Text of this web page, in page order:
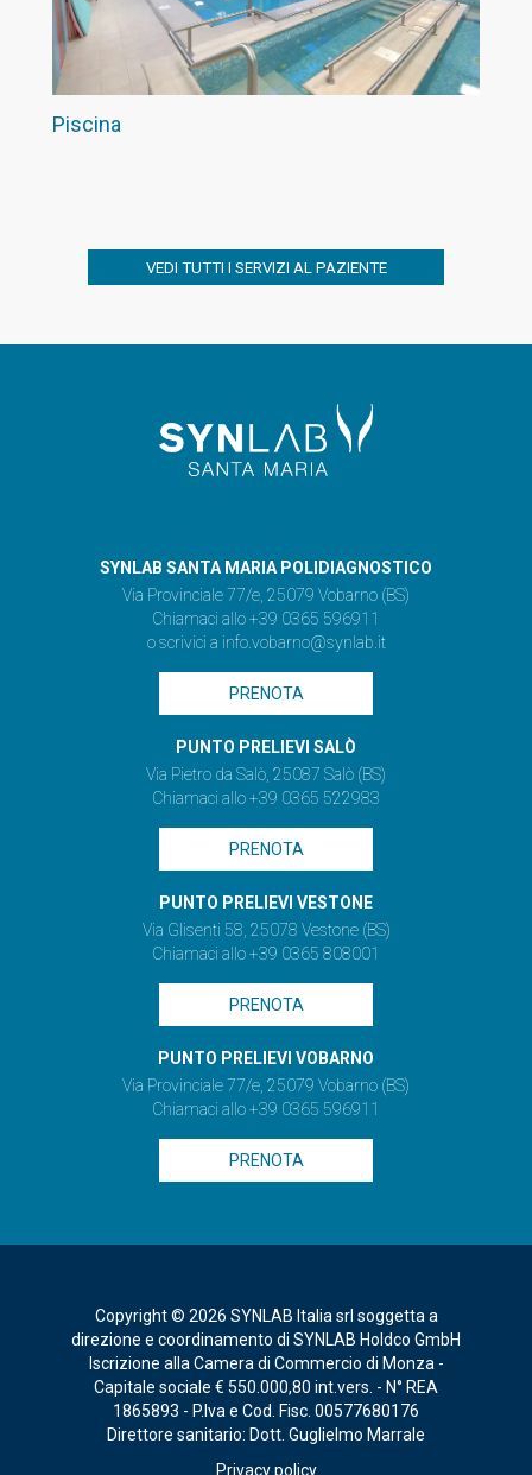
Piscina
VEDI TUTTI I SERVIZI AL PAZIENTE
SYNLAB SANTA MARIA POLIDIAGNOSTICO
Via Provinciale 77/e, 25079 Vobarno (BS)
Chiamaci allo +39 0365 596911
o scrivici a info.vobarno@synlab.it
PRENOTA
PUNTO PRELIEVI SALÒ
Via Pietro da Salò, 25087 Salò (BS)
Chiamaci allo +39 0365 522983
PRENOTA
PUNTO PRELIEVI VESTONE
Via Glisenti 58, 25078 Vestone (BS)
Chiamaci allo +39 0365 808001
PRENOTA
PUNTO PRELIEVI VOBARNO
Via Provinciale 77/e, 25079 Vobarno (BS)
Chiamaci allo +39 0365 596911
PRENOTA
Copyright © 2026 SYNLAB Italia srl soggetta a
direzione e coordinamento di SYNLAB Holdco GmbH
Iscrizione alla Camera di Commercio di Monza -
Capitale sociale € 550.000,80 int.vers. - N° REA
1865893 - P.Iva e Cod. Fisc. 00577680176
Direttore sanitario: Dott. Guglielmo Marrale
Privacy policy